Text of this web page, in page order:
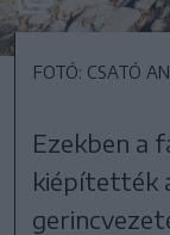
FOTÓ: CSATÓ
Ezekben a
kiépítették